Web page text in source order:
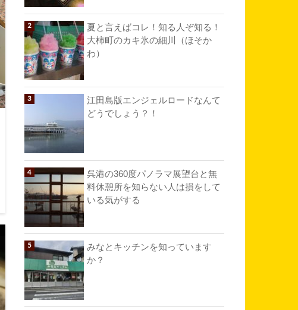
夏と言えばコレ！知る人ぞ知る！
大柿町のカキ氷の細川（ほそか
わ）
江田島版エンジェルロードなんて
どうでしょう？！
呉港の360度パノラマ展望台と無
料休憩所を知らない人は損をして
いる気がする
みなとキッチンを知っています
か？